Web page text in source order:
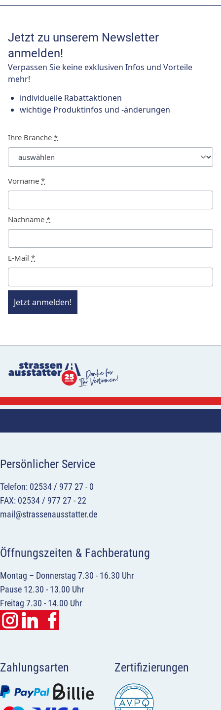
Jetzt zu unserem Newsletter
anmelden!
Verpassen Sie keine exklusiven Infos und Vorteile
mehr!
individuelle Rabattaktionen
wichtige Produktinfos und -änderungen
Ihre Branche *
Vorname *
Nachname *
E-Mail *
Jetzt anmelden!
Persönlicher Service
Telefon: 02534 / 977 27 - 0
FAX: 02534 / 977 27 - 22
mail@strassenausstatter.de
Öffnungszeiten & Fachberatung
Montag – Donnerstag 7.30 - 16.30 Uhr
Pause 12.30 - 13.00 Uhr
Freitag 7.30 - 14.00 Uhr
Zahlungsarten Zertifizierungen